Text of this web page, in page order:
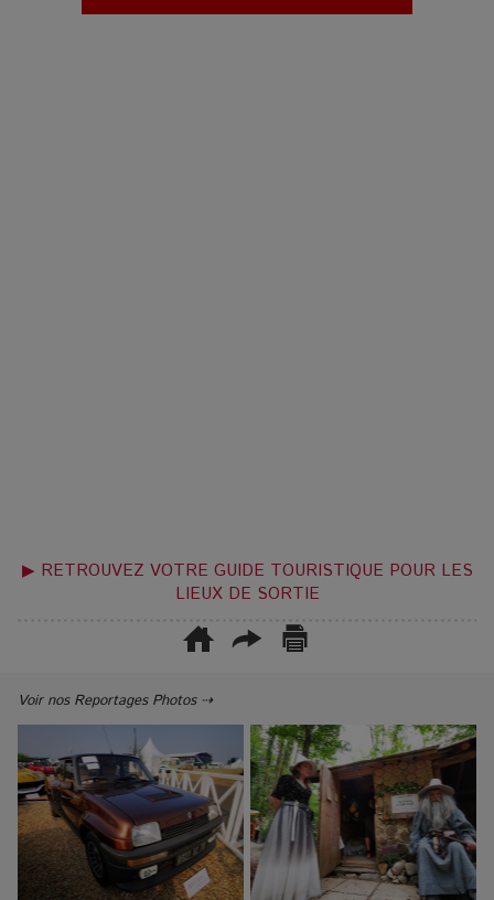
▶ RETROUVEZ VOTRE GUIDE TOURISTIQUE POUR LES
LIEUX DE SORTIE
Voir nos Reportages Photos ⇢